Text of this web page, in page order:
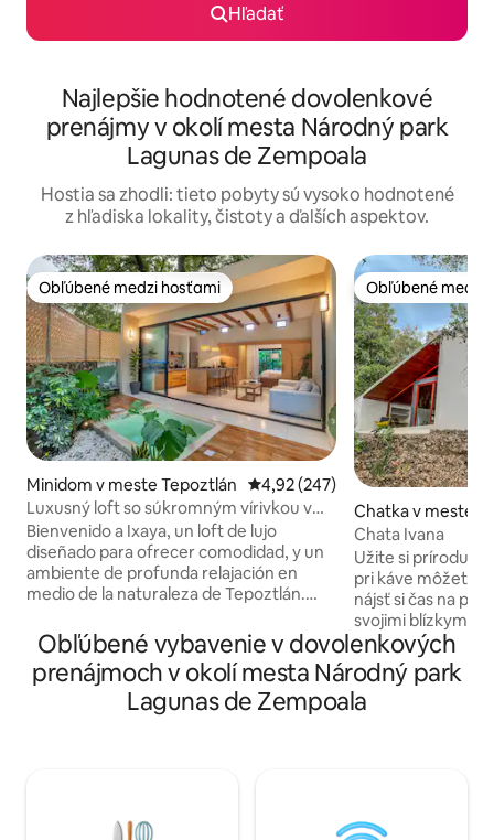
Hľadať
Najlepšie hodnotené dovolenkové
prenájmy v okolí mesta Národný park
Lagunas de Zempoala
Hostia sa zhodli: tieto pobyty sú vysoko hodnotené
z hľadiska lokality, čistoty a ďalších aspektov.
Obľúbené medzi hosťami
Obľúbené medzi hosťami
Minidom v meste Tepoztlán Priemerné ohodnotenie 4,92 z
4,92 (247)
Luxusný loft so súkromným vírivkou v
Tepoztlán
Bienvenido a Ixaya, un loft de lujo
diseñado para ofrecer comodidad, y un
ambiente de profunda relajación en
medio de la naturaleza de Tepoztlán.
desconectar: cama King size, jacuzzi
privado con calefacción (costo extra),
cocina equipada, amplios ventanales y
dos jardines exclusivos que llenan cada
espacio de luz y serenidad. Ubicado en
Obľúbené medzi
Obľúbené medzi
Chatka v meste
Chata Ivana
Užite si prírodu
pri káve môžete
nájsť si čas na
svojimi blízkymi a
kedykoľvek sa
nachádza 15
centra
od dopravného
rôzna.
Obľúbené vybavenie v dovolenkových
prenájmoch v okolí mesta Národný park
Lagunas de Zempoala